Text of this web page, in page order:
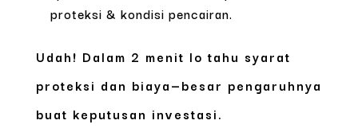
proteksi & kondisi pencairan.
Udah! Dalam 2 menit lo tahu syarat
proteksi dan biaya—besar pengaruhnya
buat keputusan investasi.